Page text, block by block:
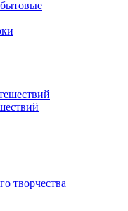
творчества